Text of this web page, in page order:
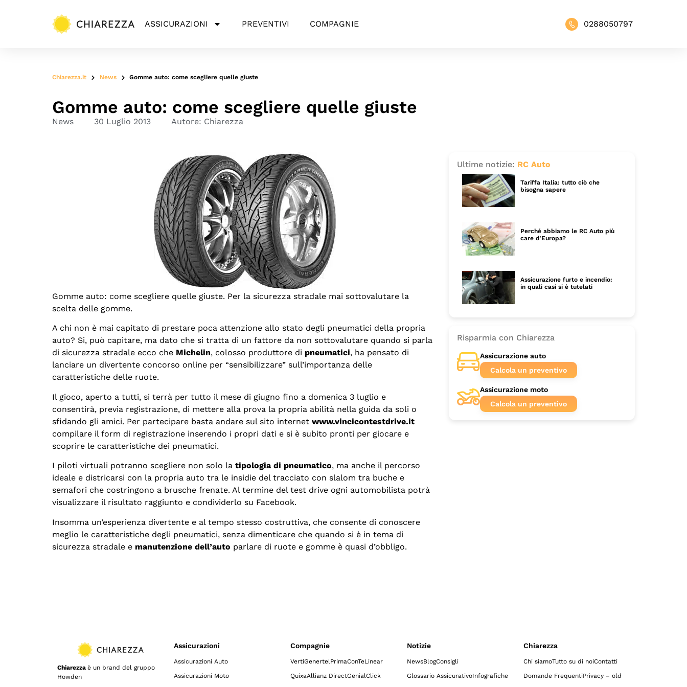
ASSICURAZIONI PREVENTIVI COMPAGNIE 0288050797
Chiarezza.it News Gomme auto: come scegliere quelle giuste
Gomme auto: come scegliere quelle giuste
News 30 Luglio 2013 Autore: Chiarezza
Gomme auto: come scegliere quelle giuste. Per la sicurezza stradale mai sottovalutare la
scelta delle gomme.
A chi non è mai capitato di prestare poca attenzione allo stato degli pneumatici della propria
auto? Si, può capitare, ma dato che si tratta di un fattore da non sottovalutare quando si parla
di sicurezza stradale ecco che Michelin, colosso produttore di pneumatici, ha pensato di
lanciare un divertente concorso online per “sensibilizzare” sull’importanza delle
caratteristiche delle ruote.
Il gioco, aperto a tutti, si terrà per tutto il mese di giugno fino a domenica 3 luglio e
consentirà, previa registrazione, di mettere alla prova la propria abilità nella guida da soli o
sfidando gli amici. Per partecipare basta andare sul sito internet www.vincicontestdrive.it
compilare il form di registrazione inserendo i propri dati e si è subito pronti per giocare e
scoprire le caratteristiche dei pneumatici.
I piloti virtuali potranno scegliere non solo la tipologia di pneumatico, ma anche il percorso
ideale e districarsi con la propria auto tra le insidie del tracciato con slalom tra buche e
semafori che costringono a brusche frenate. Al termine del test drive ogni automobilista potrà
visualizzare il risultato raggiunto e condividerlo su Facebook.
Insomma un’esperienza divertente e al tempo stesso costruttiva, che consente di conoscere
meglio le caratteristiche degli pneumatici, senza dimenticare che quando si è in tema di
sicurezza stradale e manutenzione dell’auto parlare di ruote e gomme è quasi d’obbligo.
Ultime notizie: RC Auto
Tariffa Italia: tutto ciò che
bisogna sapere
Perché abbiamo le RC Auto più
care d’Europa?
Assicurazione furto e incendio:
in quali casi si è tutelati
Risparmia con Chiarezza
Assicurazione auto
Calcola un preventivo
Assicurazione moto
Calcola un preventivo
Chiarezza è un brand del gruppo
Howden
Assicurazioni
Assicurazioni Auto
Assicurazioni Moto
Compagnie
VertiGenertelPrimaConTeLinear
QuixaAllianz DirectGenialClick
Notizie
NewsBlogConsigli
Glossario AssicurativoInfografiche
Chiarezza
Chi siamoTutto su di noiContatti
Domande FrequentiPrivacy – old